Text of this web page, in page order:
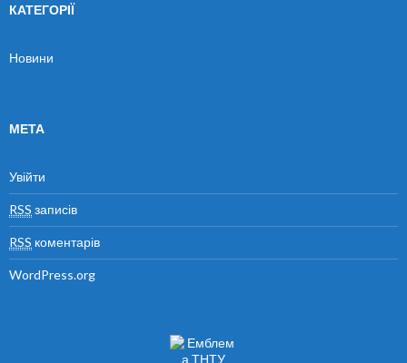
КАТЕГОРІЇ
Новини
МЕТА
Увійти
RSS записів
RSS коментарів
WordPress.org